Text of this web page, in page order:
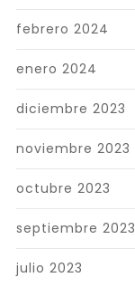
febrero 2024
enero 2024
diciembre 2023
noviembre 2023
octubre 2023
septiembre 2023
julio 2023